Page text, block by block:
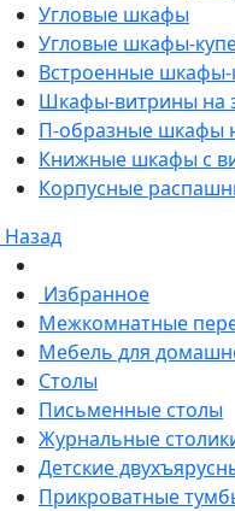
Угловые шкафы
Угловые шкафы-
Встроенные шкафы-
Шкафы-витрины на
П-образные шкафы
Книжные шкафы с
Корпусные
Назад
Избранное
Межкомнатные
Мебель для
Столы
Письменные столы
Журнальные
Детские
Прикроватные